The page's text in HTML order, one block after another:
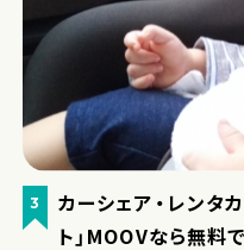
3
カーシェア・レンタ
ト」MOOVなら無料